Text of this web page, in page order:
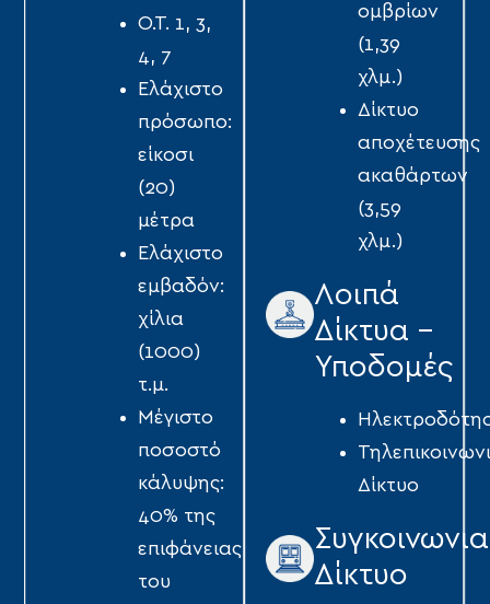
Ο.Τ. 1, 3,
4, 7
Ελάχιστο
πρόσωπο:
είκοσι
(20)
µέτρα
Ελάχιστο
εµβαδόν:
χίλια
(1000)
τ.µ.
Μέγιστο
ποσοστό
κάλυψης:
40% της
επιφάνειας
του
οµβρίων
(1,39
χλμ.)
Δίκτυο
αποχέτευσης
ακαθάρτων
(3,59
χλμ.)
Λοιπά
Δίκτυα -
Υποδομές
Δίκτυο
Δίκτυο